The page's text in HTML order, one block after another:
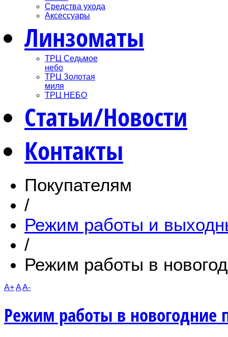
Средства ухода
Аксессуары
Линзоматы
ТРЦ Седьмое
небо
ТРЦ Золотая
миля
ТРЦ НЕБО
Статьи/Новости
Контакты
Покупателям
/
Режим работы и
/
Режим работы в
A+AA-
Режим работы в новогодние